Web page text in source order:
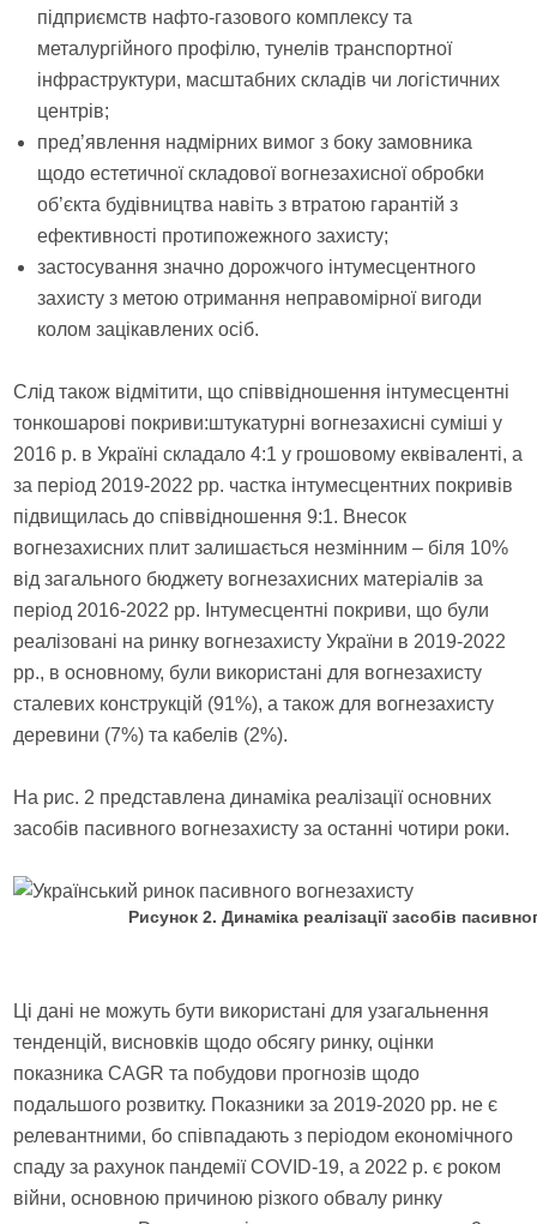
підприємств нафто-газового комплексу та
металургійного профілю, тунелів транспортної
інфраструктури, масштабних складів чи логістичних
центрів;
пред’явлення надмірних вимог з боку замовника
щодо естетичної складової вогнезахисної обробки
об’єкта будівництва навіть з втратою гарантій з
ефективності протипожежного захисту;
застосування значно дорожчого інтумесцентного
захисту з метою отримання неправомірної вигоди
колом зацікавлених осіб.
Слід також відмітити, що співвідношення інтумесцентні
тонкошарові покриви:штукатурні вогнезахисні суміші у
2016 р. в Україні складало 4:1 у грошовому еквіваленті, а
за період 2019-2022 рр. частка інтумесцентних покривів
підвищилась до співвідношення 9:1. Внесок
вогнезахисних плит залишається незмінним – біля 10%
від загального бюджету вогнезахисних матеріалів за
період 2016-2022 рр. Інтумесцентні покриви, що були
реалізовані на ринку вогнезахисту України в 2019-2022
рр., в основному, були використані для вогнезахисту
сталевих конструкцій (91%), а також для вогнезахисту
деревини (7%) та кабелів (2%).
На рис. 2 представлена динаміка реалізації основних
засобів пасивного вогнезахисту за останні чотири роки.
Рисунок 2. Динаміка реалізації засобів
Ці дані не можуть бути використані для узагальнення
тенденцій, висновків щодо обсягу ринку, оцінки
показника CAGR та побудови прогнозів щодо
подальшого розвитку. Показники за 2019-2020 рр. не є
релевантними, бо співпадають з періодом економічного
спаду за рахунок пандемії COVID-19, а 2022 р. є роком
війни, основною причиною різкого обвалу ринку